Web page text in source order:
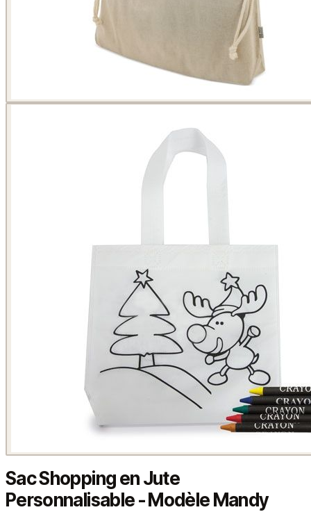
Sac Shopping en Jute
Personnalisable - Modèle Mandy